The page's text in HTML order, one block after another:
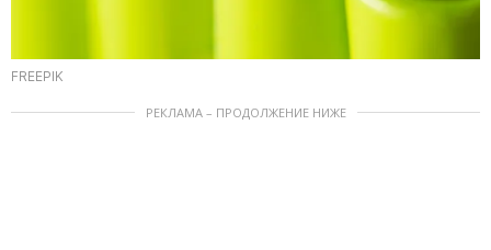
FREEPIK
РЕКЛАМА – ПРОДОЛЖЕНИЕ НИЖЕ